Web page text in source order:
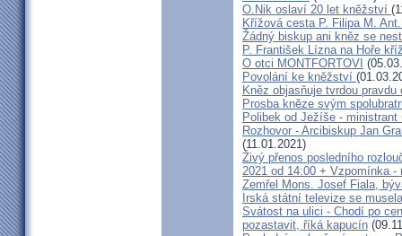
O.Nik oslaví 20 let kněžství
Křížová cesta P. Filipa M.
Žádný biskup ani kněz se
P. František Lízna na Hoře
O otci MONTFORTOVI
Povolání ke kněžství
Kněz objasňuje tvrdou
Prosba kněze svým
Polibek od Ježíše -
Rozhovor - Arcibiskup Jan
(11.01.2021)
Živý přenos posledního
2021 od 14:00 + Vzpomínka
Zemřel Mons. Josef Fiala,
Irská státní televize se
Svátost na ulici - Chodí po
pozastavit, říká kapucín